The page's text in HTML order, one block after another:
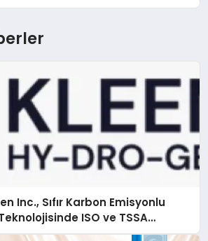
Inc., Sıfır Karbon Emisyonlu
ISO ve TSSA
Aldı